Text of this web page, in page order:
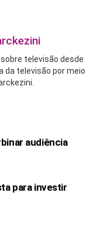
televisão desde
da televisão por meio
audiência
para investir